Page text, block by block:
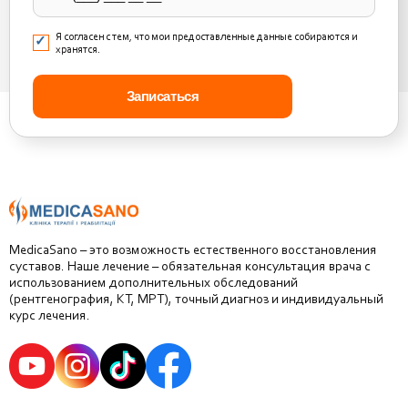
Я согласен с тем, что мои предоставленные данные собираются и
хранятся.
MedicaSano – это возможность естественного восстановления
суставов. Наше лечение – обязательная консультация врача с
использованием дополнительных обследований
(рентгенография, КТ, МРТ), точный диагноз и индивидуальный
курс лечения.